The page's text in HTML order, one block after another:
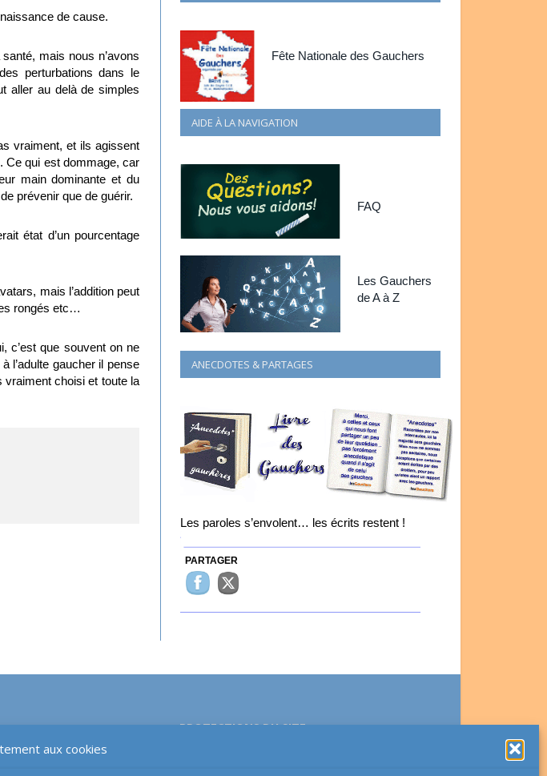
aux cookies
de cause.
mais nous n’avons
perturbations dans le
aller au delà de simples
vraiment, et ils agissent
Ce qui est dommage, car
main dominante et du
prévenir que de guérir.
état d’un pourcentage
mais l’addition peut
rongés etc…
c’est que souvent on ne
l’adulte gaucher il pense
vraiment choisi et toute la
Fête Nationale des Gauchers
AIDE À LA NAVIGATION
FAQ
Les Gauchers
de A à Z
ANECDOTES & PARTAGES
Les paroles s’envolent… les écrits restent !
PARTAGER
PROTECTIONS DU SITE